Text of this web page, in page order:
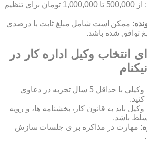
: از 500,000 تا 1,000,000 تومان برای تنظیم
: ممکن است شامل مبلغ ثابت یا درصدی
انتخاب وکیل اداره کار در
: وکیلی با حداقل 5 سال تجربه در دعاوی
کنید.
: وکیل باید به قانون کار، بخشنامه ها، و رویه
باشد.
: مهارت در مذاکره برای جلسات سازش